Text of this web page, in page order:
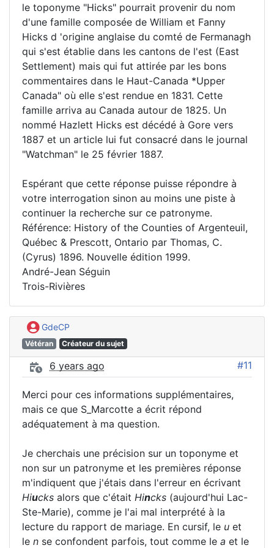
le toponyme "Hicks" pourrait provenir du nom
d'une famille composée de William et Fanny
Hicks d 'origine anglaise du comté de Fermanagh
qui s'est établie dans les cantons de l'est (East
Settlement) mais qui fut attirée par les bons
commentaires dans le Haut-Canada *Upper
Canada" où elle s'est rendue en 1831. Cette
famille arriva au Canada autour de 1825. Un
nommé Hazlett Hicks est décédé à Gore vers
1887 et un article lui fut consacré dans le journal
"Watchman" le 25 février 1887.
Espérant que cette réponse puisse répondre à
votre interrogation sinon au moins une piste à
continuer la recherche sur ce patronyme.
Référence: History of the Counties of Argenteuil,
Québec & Prescott, Ontario par Thomas, C.
(Cyrus) 1896. Nouvelle édition 1999.
André-Jean Séguin
Trois-Rivières
GdeCP
Vétéran Créateur du sujet
6 years ago #11
Merci pour ces informations supplémentaires,
mais ce que S_Marcotte a écrit répond
adéquatement à ma question.
Je cherchais une précision sur un toponyme et
non sur un patronyme et les premières réponse
m'indiquent que j'étais dans l'erreur en écrivant
Hiucks alors que c'était Hincks (aujourd'hui Lac-
Ste-Marie), comme je l'ai mal interprété à la
lecture du rapport de mariage. En cursif, le u et
le n se confondent parfois, tout comme le a et le